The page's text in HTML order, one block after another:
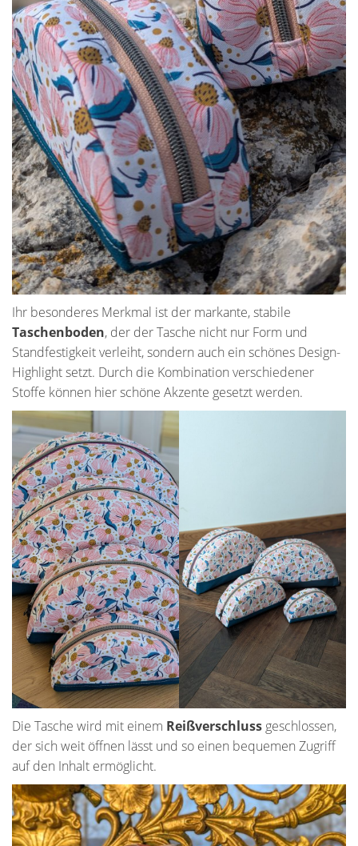
Ihr besonderes Merkmal ist der markante, stabile
Taschenboden, der der Tasche nicht nur Form und
Standfestigkeit verleiht, sondern auch ein schönes Design-
Highlight setzt. Durch die Kombination verschiedener
Stoffe können hier schöne Akzente gesetzt werden.
Die Tasche wird mit einem Reißverschluss geschlossen,
der sich weit öffnen lässt und so einen bequemen Zugriff
auf den Inhalt ermöglicht.